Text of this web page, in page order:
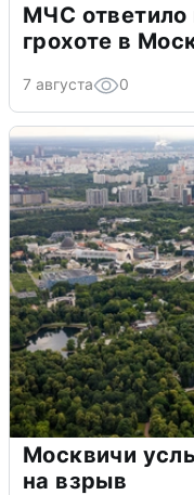
МЧС ответило
грохоте в
7 августа 0
Москвичи
на взрыв